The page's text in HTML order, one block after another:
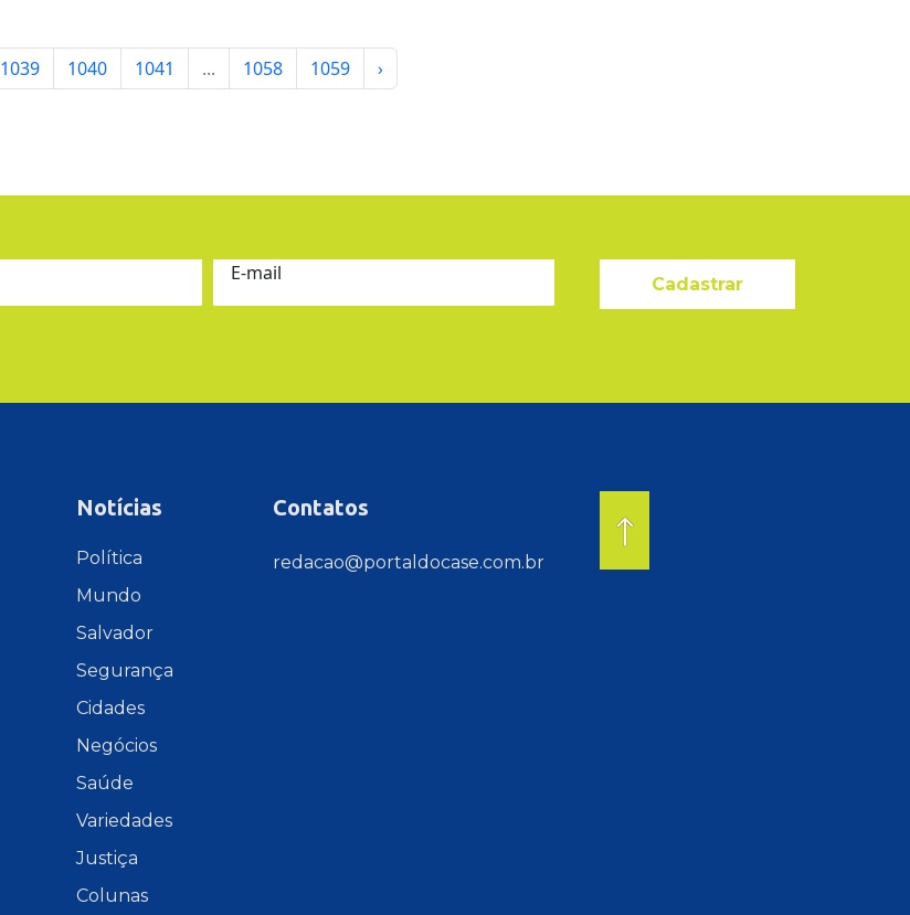
1039 1040 1041 ... 1058 1059 ›
E-mail Cadastrar
Notícias
Política
Mundo
Salvador
Segurança
Cidades
Negócios
Saúde
Variedades
Justiça
Colunas
Contatos
redacao@portaldocase.com.br